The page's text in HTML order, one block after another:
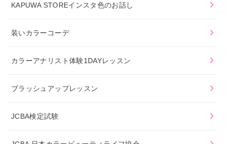
KAPUWA STOREインスタ色のお話し
装いカラーコーデ
カラーアナリスト体験1DAYレッスン
ブラッシュアップレッスン
JCBA検定試験